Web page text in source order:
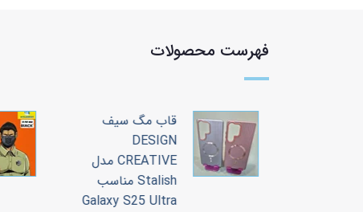
فهرست محصولات
قاب مگ سیف
DESIGN
CREATIVE مدل
Stalish مناسب
Galaxy S25 Ultra